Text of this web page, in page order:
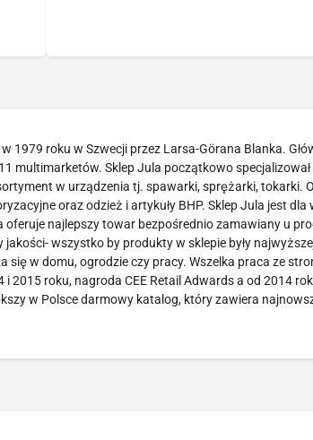
1979 roku w Szwecji przez Larsa-Görana Blanka.
multimarketów. Sklep Jula początkowo
w urządzenia tj. spawarki, sprężarki, tokarki.
oraz odzież i artykuły BHP. Sklep Jula jest
oferuje najlepszy towar bezpośrednio zamawiany u
wszystko by produkty w sklepie były
się w domu, ogrodzie czy pracy. Wszelka praca ze
2015 roku, nagroda CEE Retail Adwards a od 2014
w Polsce darmowy katalog, który zawiera